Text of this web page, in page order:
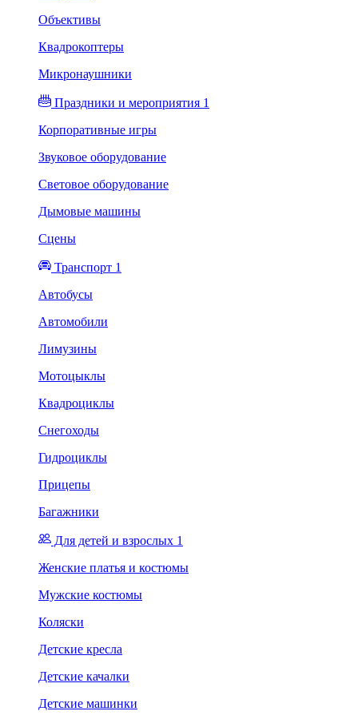
Объективы
Квадрокоптеры
Микронаушники
Праздники и мероприятия 1
Корпоративные игры
Звуковое оборудование
Световое оборудование
Дымовые машины
Сцены
Транспорт 1
Автобусы
Автомобили
Лимузины
Мотоцыклы
Квадроциклы
Снегоходы
Гидроциклы
Прицепы
Багажники
Для детей и взрослых 1
Женские платья и костюмы
Мужские костюмы
Коляски
Детские кресла
Детские качалки
Детские машинки